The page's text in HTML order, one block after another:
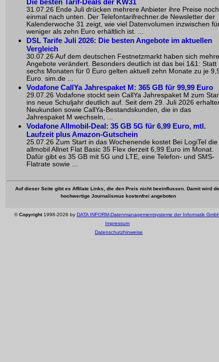
Die besten Tarif-Deals der KW31
31.07.26 Ende Juli drücken mehrere Anbieter ihre Preise noch
einmal nach unten. Der Telefontarifrechner.de Newsletter der
Kalenderwoche 31 zeigt, wie viel Datenvolumen inzwischen
weniger als zehn Euro erhältlich ist. ...
DSL Tarife Juli 2026: Die besten Angebote im aktuellen
Vergleich
30.07.26 Auf dem deutschen Festnetzmarkt haben sich
Angebote verändert. Besonders deutlich ist das bei 1&1: Statt
sechs Monaten für 0 Euro gelten aktuell zehn Monate zu je
Euro. sim.de ...
Vodafone CallYa Jahrespaket M: 365 GB für 99,99 Euro
29.07.26 Vodafone stockt sein CallYa Jahrespaket M zum
ins neue Schuljahr deutlich auf. Seit dem 29. Juli 2026
Neukunden sowie CallYa-Bestandskunden, die in das
Jahrespaket M wechseln, ...
Vodafone Allmobil-Deal: 35 GB 5G für 6,99 Euro, mtl.
Laufzeit plus Amazon-Gutschein
25.07.26 Zum Start in das Wochenende kostet Bei LogiTel die
allmobil Allnet Flat Basic 35 Flex derzeit 6,99 Euro im Monat.
Dafür gibt es 35 GB mit 5G und LTE, eine Telefon- und SMS-
Flatrate sowie ...
Auf dieser Seite gibt es Affilate Links, die den Preis nicht beeinflussen. Damit wird
hochwertige Journalismus kostenfrei angeboten
©Copyright1998-2026 by DATA INFORM-Datenmanagementsysteme der Informatik
Impressum
Datenschutzhinweise